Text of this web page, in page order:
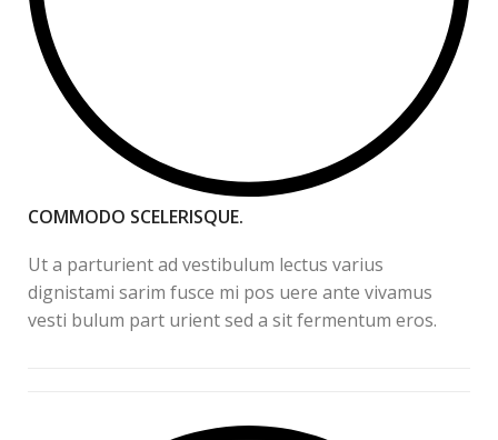
COMMODO SCELERISQUE.
Ut a parturient ad vestibulum lectus varius
dignistami sarim fusce mi pos uere ante vivamus
vesti bulum part urient sed a sit fermentum eros.